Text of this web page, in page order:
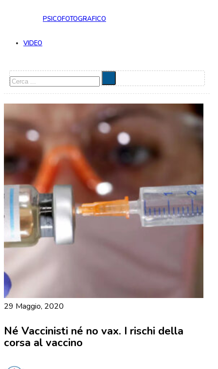
PSICOFOTOGRAFICO
VIDEO
Cerca
29 Maggio, 2020
Né Vaccinisti né no vax. I rischi della
corsa al vaccino